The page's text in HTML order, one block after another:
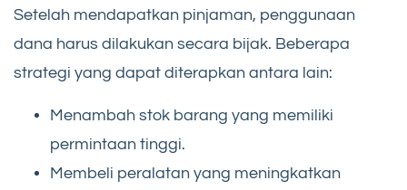
Setelah mendapatkan pinjaman, penggunaan
dana harus dilakukan secara bijak. Beberapa
strategi yang dapat diterapkan antara lain:
Menambah stok barang yang memiliki
permintaan tinggi.
Membeli peralatan yang meningkatkan